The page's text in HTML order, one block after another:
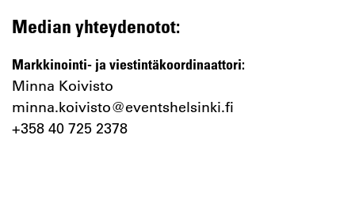
Median yhteydenotot:
Markkinointi- ja viestintäkoordinaattori:
Minna Koivisto
minna.koivisto@eventshelsinki.fi
+358 40 725 2378